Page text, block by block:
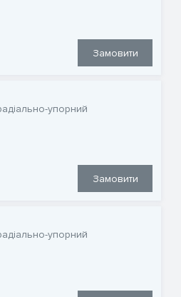
Замовити
упорний
Замовити
упорний